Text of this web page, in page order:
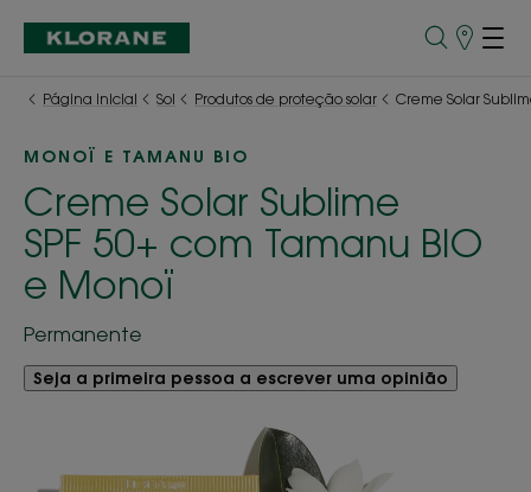
Pontos
Página inicial
Sol Produtos de proteção solar Creme Solar
MONOÏ E TAMANU BIO
Creme Solar Sublime
SPF 50+ com Tamanu BIO
e Monoï
Permanente
Seja a primeira pessoa a escrever uma opinião